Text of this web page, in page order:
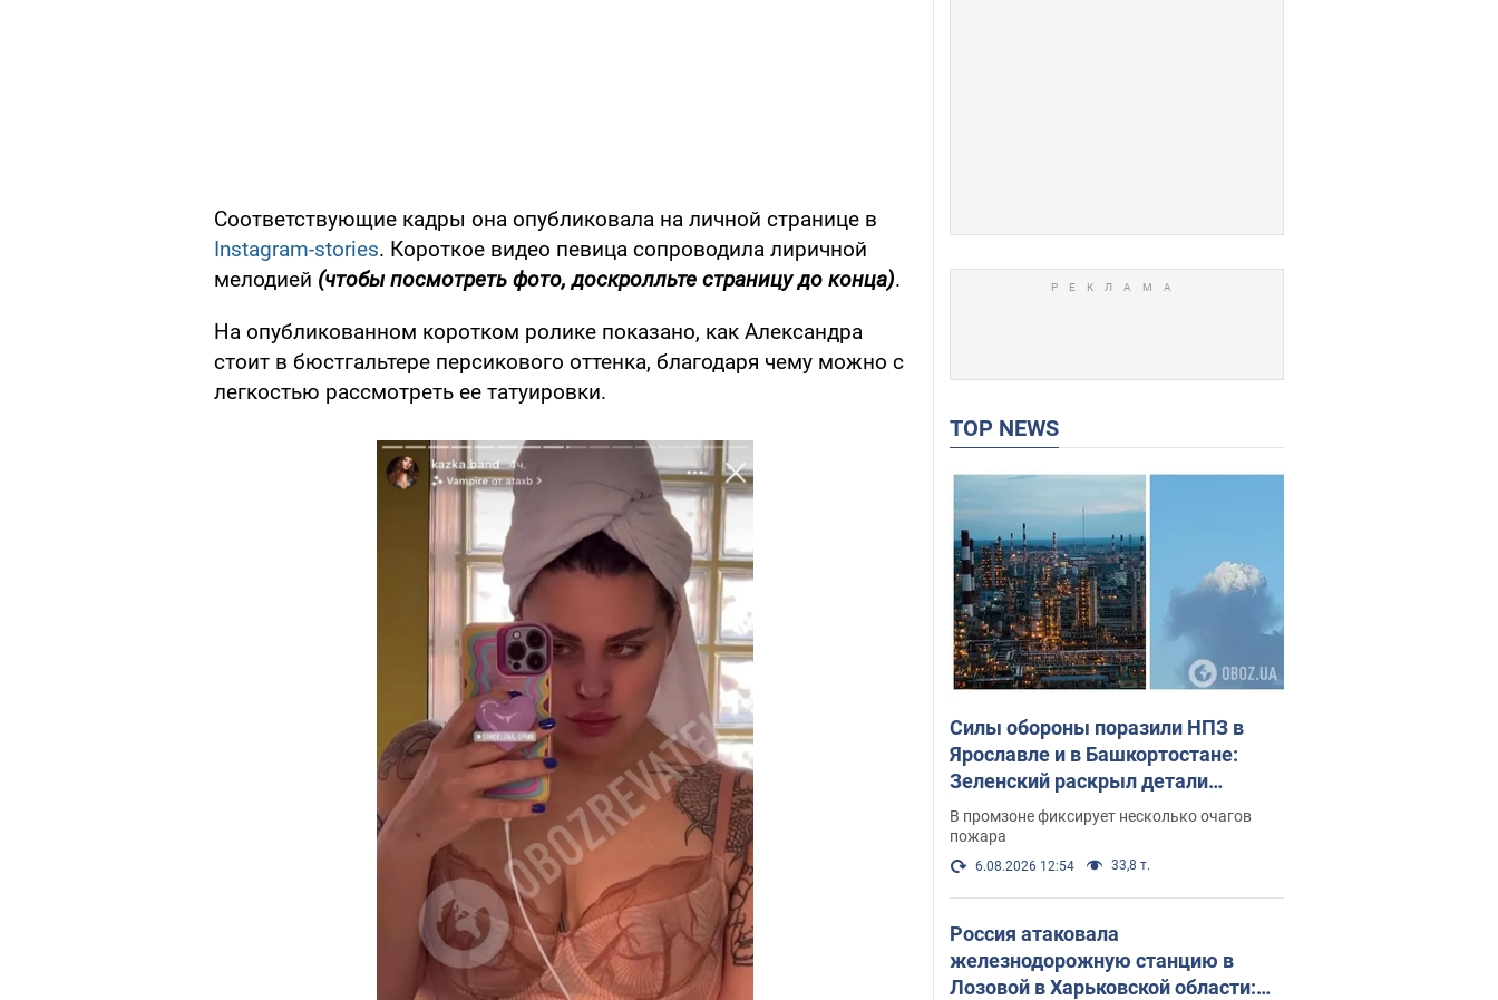
Соответствующие кадры она опубликовала на личной странице в
Instagram-stories. Короткое видео певица сопроводила лиричной
мелодией (чтобы посмотреть фото, доскролльте страницу до конца).
На опубликованном коротком ролике показано, как Александра
стоит в бюстгальтере персикового оттенка, благодаря чему можно с
легкостью рассмотреть ее татуировки.
TOP NEWS
Силы обороны поразили НПЗ в
Ярославле и в Башкортостане:
Зеленский раскрыл детали
операции. Фото и видео
В промзоне фиксирует несколько очагов
пожара
6.08.2026 12:54 33,8 т.
Россия атаковала
железнодорожную станцию в
Лозовой в Харьковской области: